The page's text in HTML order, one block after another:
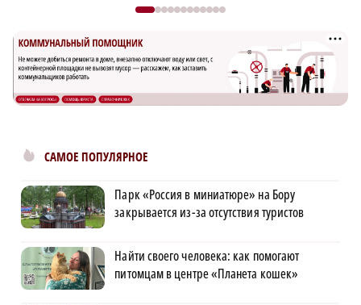
САМОЕ ПОПУЛЯРНОЕ
Парк «Россия в миниатюре» на Бору
закрывается из-за отсутствия туристов
Найти своего человека: как помогают
питомцам в центре «Планета кошек»